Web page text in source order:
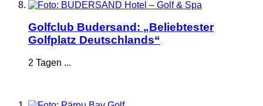
Golfclub Budersand: „Beliebtester
Golfplatz Deutschlands“
2 Tagen ...